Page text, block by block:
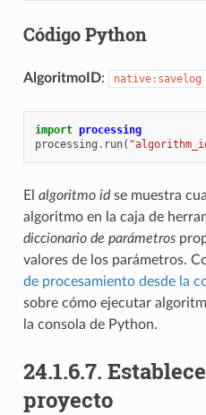
Código Python
AlgoritmoID: native:savelog
import processing
processing . run(
El algoritmo idse muestra
algoritmo en la caja de
diccionario de parámetros
valores de los parámetros.
de procesamiento desde la
sobre cómo ejecutar
la consola de Python.
24.1.6.7.
proyecto